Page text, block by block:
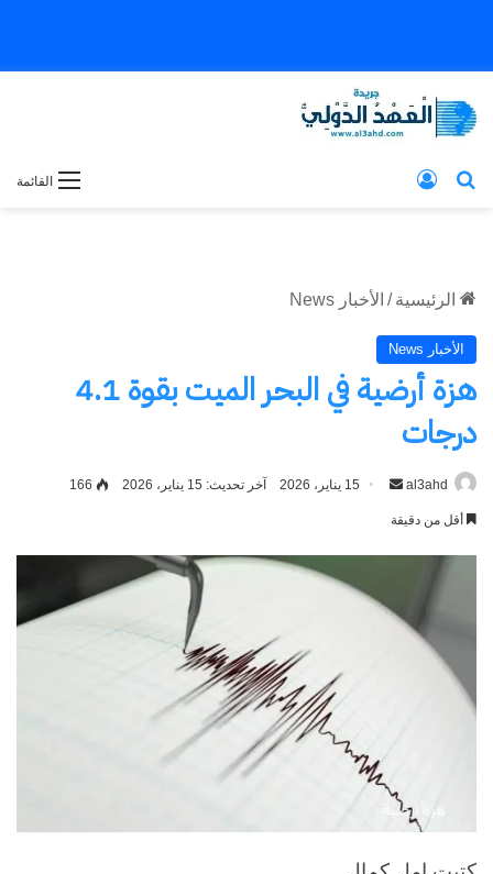
القائمة بحث عن
الرئيسية / الأخبار News
الأخبار News
هزة أرضية في البحر الميت بقوة 4.1
درجات
al3ahd
أرسل 15 يناير، 2026 آخر تحديث: 15 يناير، 2026 166
أقل من دقيقة